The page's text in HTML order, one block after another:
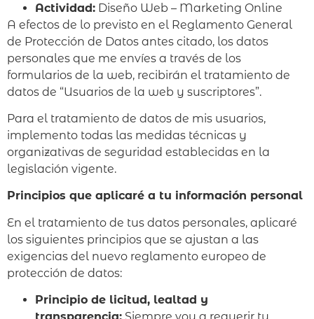
Actividad: Diseño Web – Marketing Online
A efectos de lo previsto en el Reglamento General
de Protección de Datos antes citado, los datos
personales que me envíes a través de los
formularios de la web, recibirán el tratamiento de
datos de “Usuarios de la web y suscriptores”.
Para el tratamiento de datos de mis usuarios,
implemento todas las medidas técnicas y
organizativas de seguridad establecidas en la
legislación vigente.
Principios que aplicaré a tu información personal
En el tratamiento de tus datos personales, aplicaré
los siguientes principios que se ajustan a las
exigencias del nuevo reglamento europeo de
protección de datos:
Principio de licitud, lealtad y